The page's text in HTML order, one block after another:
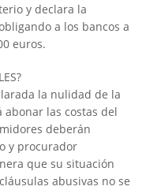
y declara la
a los bancos a
euros.
la nulidad de la
las costas del
deberán
y procurador
que su situación
abusivas no se